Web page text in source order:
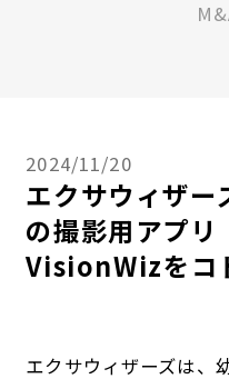
2024/11/20
エクサウィザ
の撮影用アプリ
VisionWizをコ
エクサウィザーズは、